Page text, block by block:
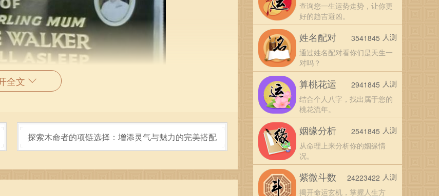
年冬月22日出生的人，定会在星空下走出属于自己的光辉轨
全文
探索木命者的项链选择：增添灵气与魅力的完美搭配
查询您一生运势走势，让你更
好的趋吉避凶。
姓名配对
通过姓名配对看你们是天生一
对吗？
3541845 人测
算桃花运
结合个人八字，找出属于您的
桃花流年。
2941845 人测
姻缘分析
从命理上来分析你的姻缘情
况。
2541845 人测
紫微斗数
揭开命运玄机，掌握人生方
24223422 人测